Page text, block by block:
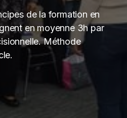
de la formation en
en moyenne 3h par
Méthode